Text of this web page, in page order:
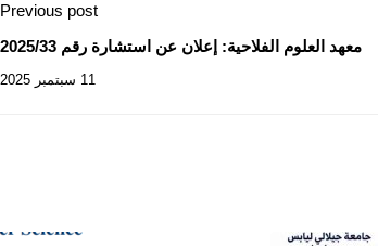
Previous post
معهد العلوم الفلاحية: إعلان عن استشارة رقم 2025/33
11 سبتمبر 2025